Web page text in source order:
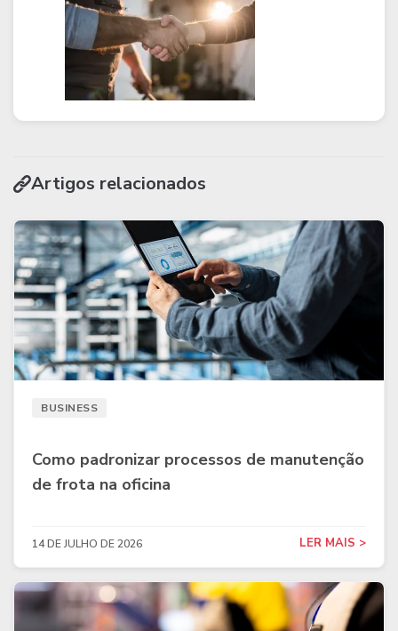
Artigos relacionados
BUSINESS
Como padronizar processos de manutenção
de frota na oficina
14 DE JULHO DE 2026 LER MAIS >